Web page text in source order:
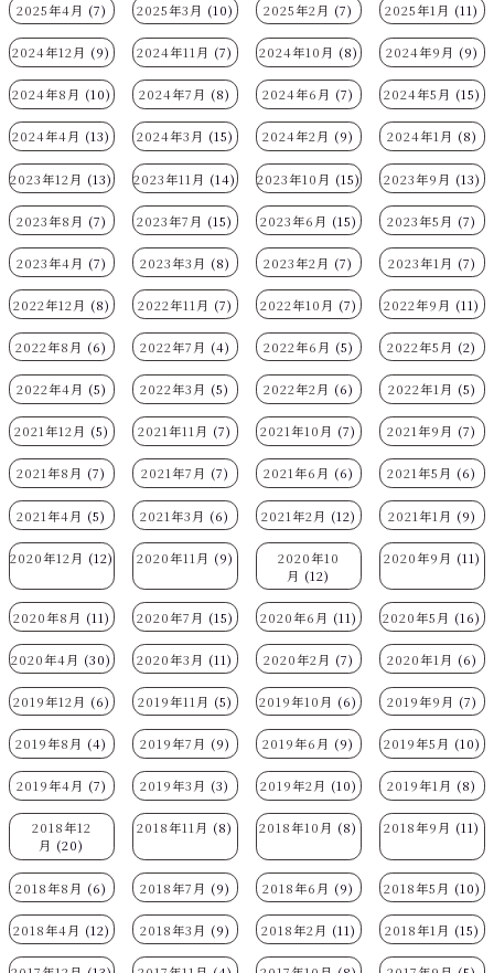
2025年4月 (7) 2025年3月 (10) 2025年2月 (7) 2025年1月 (11)
2024年12月 (9) 2024年11月 (7) 2024年10月 (8) 2024年9月 (9)
2024年8月 (10) 2024年7月 (8) 2024年6月 (7) 2024年5月 (15)
2024年4月 (13) 2024年3月 (15) 2024年2月 (9) 2024年1月 (8)
2023年12月 (13) 2023年11月 (14) 2023年10月 (15) 2023年9月 (13)
2023年8月 (7) 2023年7月 (15) 2023年6月 (15) 2023年5月 (7)
2023年4月 (7) 2023年3月 (8) 2023年2月 (7) 2023年1月 (7)
2022年12月 (8) 2022年11月 (7) 2022年10月 (7) 2022年9月 (11)
2022年8月 (6) 2022年7月 (4) 2022年6月 (5) 2022年5月 (2)
2022年4月 (5) 2022年3月 (5) 2022年2月 (6) 2022年1月 (5)
2021年12月 (5) 2021年11月 (7) 2021年10月 (7) 2021年9月 (7)
2021年8月 (7) 2021年7月 (7) 2021年6月 (6) 2021年5月 (6)
2021年4月 (5) 2021年3月 (6) 2021年2月 (12) 2021年1月 (9)
2020年12月 (12) 2020年11月 (9)
2020年10
月 (12)
2020年9月 (11)
2020年8月 (11) 2020年7月 (15) 2020年6月 (11) 2020年5月 (16)
2020年4月 (30) 2020年3月 (11) 2020年2月 (7) 2020年1月 (6)
2019年12月 (6) 2019年11月 (5) 2019年10月 (6) 2019年9月 (7)
2019年8月 (4) 2019年7月 (9) 2019年6月 (9) 2019年5月 (10)
2019年4月 (7) 2019年3月 (3) 2019年2月 (10) 2019年1月 (8)
2018年12
月 (20)
2018年11月 (8) 2018年10月 (8) 2018年9月 (11)
2018年8月 (6) 2018年7月 (9) 2018年6月 (9) 2018年5月 (10)
2018年4月 (12) 2018年3月 (9) 2018年2月 (11) 2018年1月 (15)